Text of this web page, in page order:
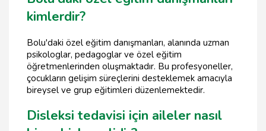
kimlerdir?
Bolu'daki özel eğitim danışmanları, alanında uzman
psikologlar, pedagoglar ve özel eğitim
öğretmenlerinden oluşmaktadır. Bu profesyoneller,
çocukların gelişim süreçlerini desteklemek amacıyla
bireysel ve grup eğitimleri düzenlemektedir.
Disleksi tedavisi için aileler nasıl